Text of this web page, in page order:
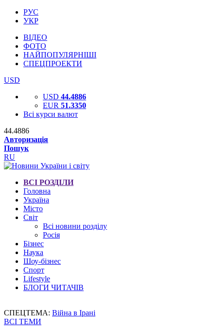
РУС
УКР
ВІДЕО
ФОТО
НАЙПОПУЛЯРНІШІ
СПЕЦПРОЕКТИ
USD
USD 44.4886
EUR 51.3350
Всі курси валют
44.4886
Авторизація
Пошук
RU
ВСІ РОЗДІЛИ
Головна
Україна
Місто
Світ
Всі новини розділу
Росія
Бізнес
Наука
Шоу-бізнес
Спорт
Lifestyle
БЛОГИ ЧИТАЧІВ
СПЕЦТЕМА: Війна в Ірані
ВСІ ТЕМИ